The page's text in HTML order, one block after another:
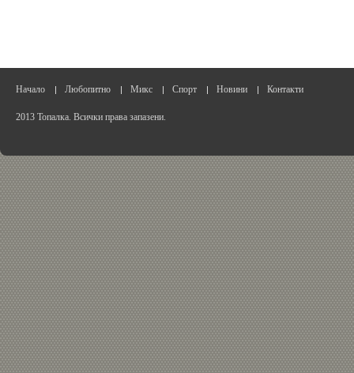
Начало Любопитно Микс Спорт Новини Контакти
2013 Топалка. Всички права запазени.